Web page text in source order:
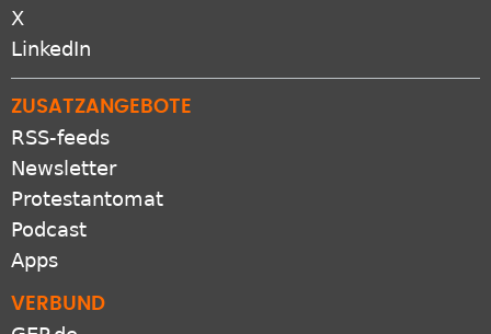
X
LinkedIn
ZUSATZANGEBOTE
RSS-feeds
Newsletter
Protestantomat
Podcast
Apps
VERBUND